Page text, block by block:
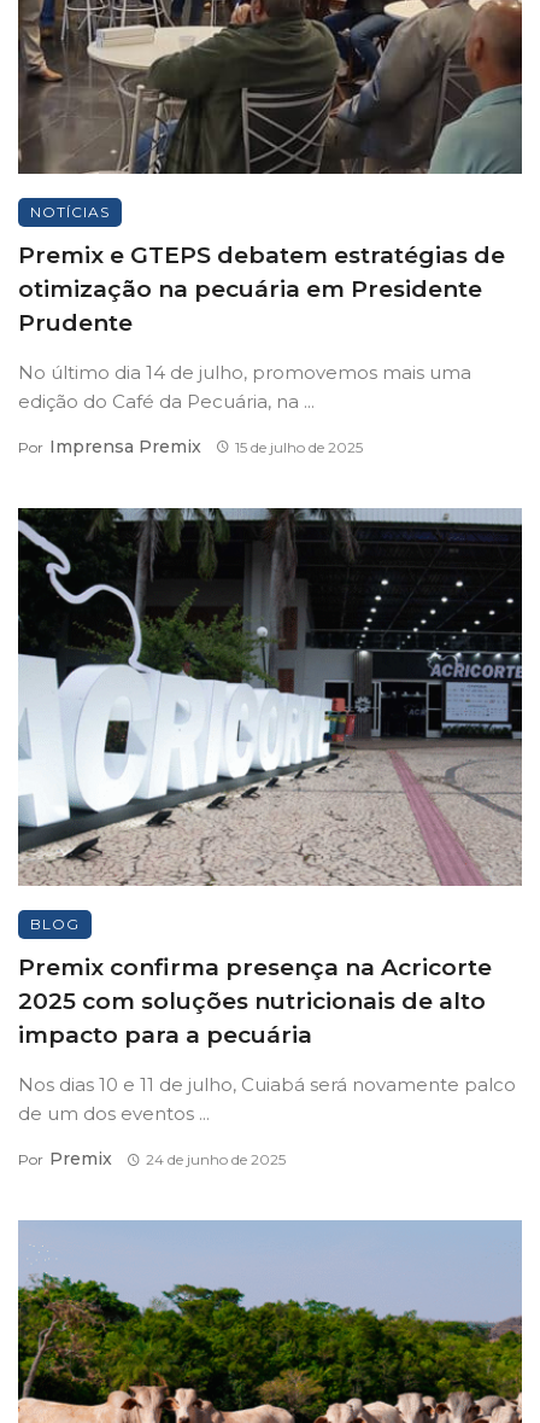
NOTÍCIAS
Premix e GTEPS debatem estratégias de
otimização na pecuária em Presidente
Prudente
No último dia 14 de julho, promovemos mais uma
edição do Café da Pecuária, na ...
Por Imprensa Premix 15 de julho de 2025
BLOG
Premix confirma presença na Acricorte
2025 com soluções nutricionais de alto
impacto para a pecuária
Nos dias 10 e 11 de julho, Cuiabá será novamente palco
de um dos eventos ...
Por Premix 24 de junho de 2025